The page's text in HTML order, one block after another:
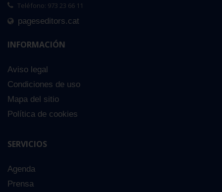
Teléfono: 973 23 66 11
pageseditors.cat
INFORMACIÓN
Aviso legal
Condiciones de uso
Mapa del sitio
Política de cookies
SERVICIOS
Agenda
Prensa